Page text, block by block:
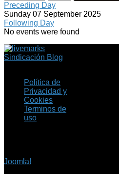
Preceding Day
Sunday 07 September 2025
Following Day
No events were found
Sindicación Blog
Política de
Privacidad y
Cookies
Terminos de
uso
Joomla!